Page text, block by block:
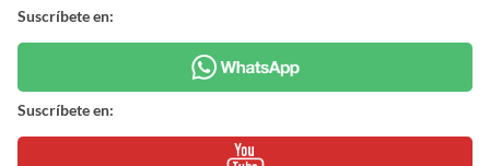
Suscríbete en:
Suscríbete en: